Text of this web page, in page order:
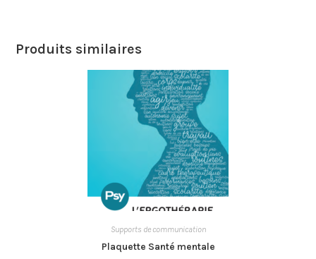
Produits similaires
Supports de communication
Plaquette Santé mentale